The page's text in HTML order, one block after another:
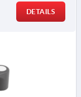
DETAILS